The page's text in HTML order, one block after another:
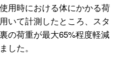
用時における体にかかる荷
いて計測したところ、スタ
の荷重が最大65%程度軽減
した。